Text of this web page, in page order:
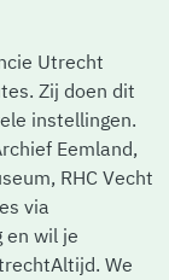
Utrecht
Zij doen dit
instellingen.
Eemland,
RHC Vecht
via
en wil je
We